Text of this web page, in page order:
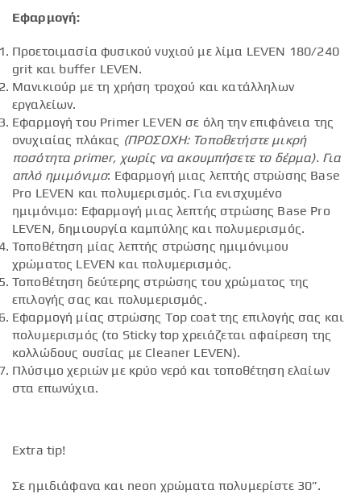
Εφαρμογή:
Προετοιμασία φυσικού νυχιού με λίμα LEVEN 180/240
grit και buffer LEVEN.
Μανικιούρ με τη χρήση τροχού και κατάλληλων
εργαλείων.
Εφαρμογή του Primer LEVEN σε όλη την επιφάνεια της
ονυχιαίας πλάκας (ΠΡΟΣΟΧΗ: Τοποθετήστε μικρή
ποσότητα primer, χωρίς να ακουμπήσετε το δέρμα).Για
απλό ημιμόνιμο: Εφαρμογή μιας λεπτής στρώσης Base
Pro LEVEN και πολυμερισμός. Για ενισχυμένο
ημιμόνιμο: Εφαρμογή μιας λεπτής στρώσης Base Pro
LEVEN, δημιουργία καμπύλης και πολυμερισμός.
Τοποθέτηση μίας λεπτής στρώσης ημιμόνιμου
χρώματος LEVEN και πολυμερισμός.
Τοποθέτηση δεύτερης στρώσης του χρώματος της
επιλογής σας και πολυμερισμός.
Εφαρμογή μίας στρώσης Top coat της επιλογής σας και
πολυμερισμός (το Sticky top χρειάζεται αφαίρεση της
κολλώδους ουσίας με Cleaner LEVEN).
Πλύσιμο χεριών με κρύο νερό και τοποθέτηση ελαίων
στα επωνύχια.
Extra tip!
Σε ημιδιάφανα και neon χρώματα πολυμερίστε 30”.